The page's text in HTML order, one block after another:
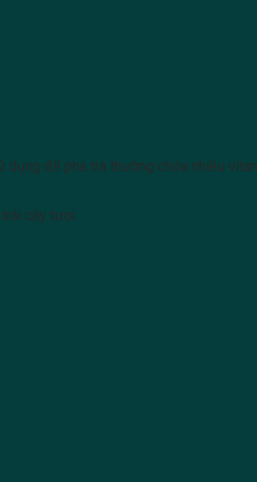
để pha trà thường chứa nhiều
cây tươi.